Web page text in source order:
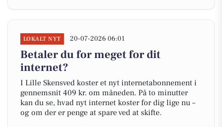
LOKALT NYT 20-07-2026 06:01
Betaler du for meget for dit
internet?
I Lille Skensved koster et nyt internetabonnement i
gennemsnit 409 kr. om måneden. På to minutter
kan du se, hvad nyt internet koster for dig lige nu –
og om der er penge at spare ved at skifte.